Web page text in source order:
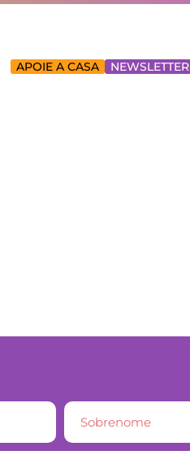
APOIE A CASA NEWSLETTER